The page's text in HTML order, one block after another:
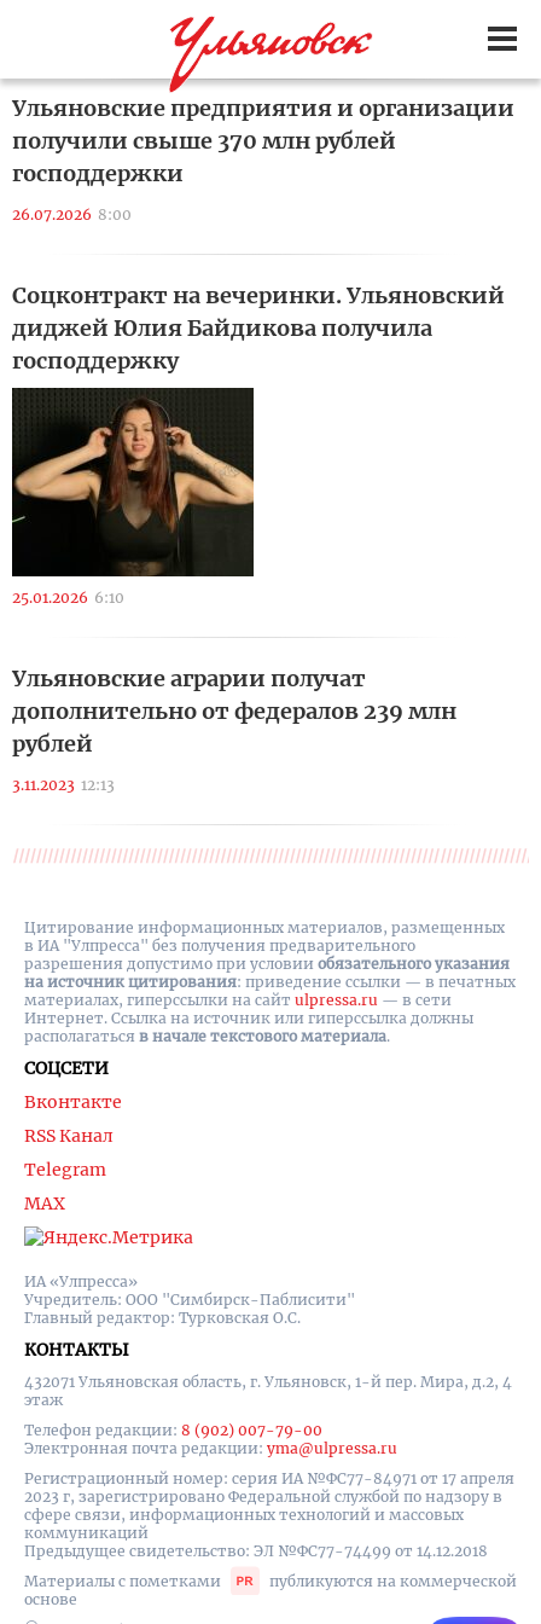
Ульяновские предприятия и организации
получили свыше 370 млн рублей
господдержки
26.07.2026 8:00
Соцконтракт на вечеринки. Ульяновский
диджей Юлия Байдикова получила
господдержку
25.01.2026 6:10
Ульяновские аграрии получат
дополнительно от федералов 239 млн
рублей
3.11.2023 12:13
ИА «Улпресса»
Учредитель: ООО "Симбирск-Паблисити"
Главный редактор: Турковская О.С.
КОНТАКТЫ
432071 Ульяновская область, г. Ульяновск, 1-й пер. Мира, д.2, 4
этаж
Телефон редакции: 8 (902) 007-79-00
Электронная почта редакции: yma@ulpressa.ru
Регистрационный номер: серия ИА №ФС77-84971 от 17 апреля
2023 г, зарегистрировано Федеральной службой по надзору в
сфере связи, информационных технологий и массовых
коммуникаций
Предыдущее свидетельство: ЭЛ №ФС77-74499 от 14.12.2018
Материалы с пометками
публикуются на коммерческой
основе
СОЦСЕТИ
Вконтакте
RSS Канал
Telegram
MAX
Цитирование информационных материалов, размещенных
в ИА "Улпресса" без получения предварительного
разрешения допустимо при условии обязательного указания
на источник цитирования: приведение ссылки — в печатных
материалах, гиперссылки на cайт ulpressa.ru — в сети
Интернет. Ссылка на источник или гиперссылка должны
располагаться в начале текстового материала.